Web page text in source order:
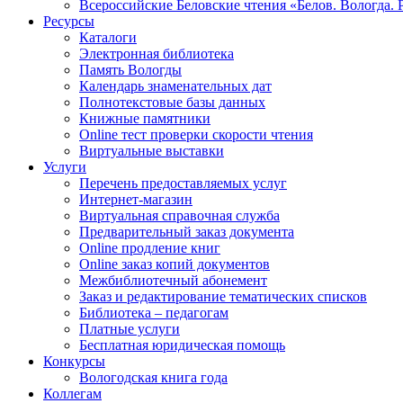
Всероссийские Беловские чтения «Белов. Вологда.
Ресурсы
Каталоги
Электронная библиотека
Память Вологды
Календарь знаменательных дат
Полнотекстовые базы данных
Книжные памятники
Online тест проверки скорости чтения
Виртуальные выставки
Услуги
Перечень предоставляемых услуг
Интернет-магазин
Виртуальная справочная служба
Предварительный заказ документа
Online продление книг
Online заказ копий документов
Межбиблиотечный абонемент
Заказ и редактирование тематических списков
Библиотека – педагогам
Платные услуги
Бесплатная юридическая помощь
Конкурсы
Вологодская книга года
Коллегам